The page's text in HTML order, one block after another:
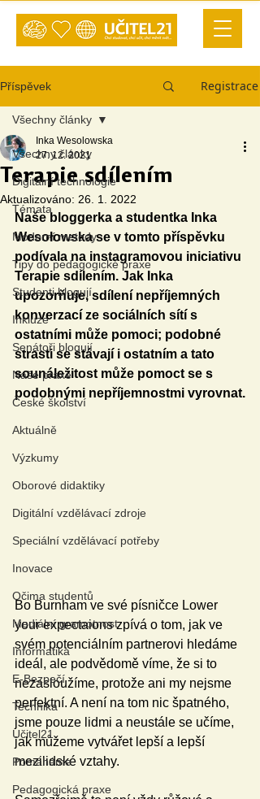
Příspěvek Registrace
Všechny články
Digitální technologie
Témata
Moderní metody
Tipy do pedagogické praxe
Studenti blogují
Inkluze
Senátoři blogují
Naše praxe
České školství
Aktuálně
Výzkumy
Oborové didaktiky
Digitální vzdělávací zdroje
Speciální vzdělávací potřeby
Inovace
Očima studentů
Mediální gramotnost
Informatika
E-Bezpečí
Technika
Učitel21
Pomáháme
Pedagogická praxe
Všechny články
Terapie sdílením
Inka Wesolowska
27. 12. 2021
Aktualizováno: 26. 1. 2022
Naše bloggerka a studentka Inka
Wesołowska se v tomto příspěvku
podívala na instagramovou iniciativu
Terapie sdílením. Jak Inka
upozorňuje, sdílení nepříjemných
konverzací ze sociálních sítí s
ostatními může pomoci; podobné
strasti se stávají i ostatním a tato
sounáležitost může pomoct se s
podobnými nepříjemnostmi vyrovnat.
Bo Burnham ve své písničce Lower
your expectaions zpívá o tom, jak ve
svém potenciálním partnerovi hledáme
ideál, ale podvědomě víme, že si to
nezasloužíme, protože ani my nejsme
perfektní. A není na tom nic špatného,
jsme pouze lidmi a neustále se učíme,
jak můžeme vytvářet lepší a lepší
mezilidské vztahy.